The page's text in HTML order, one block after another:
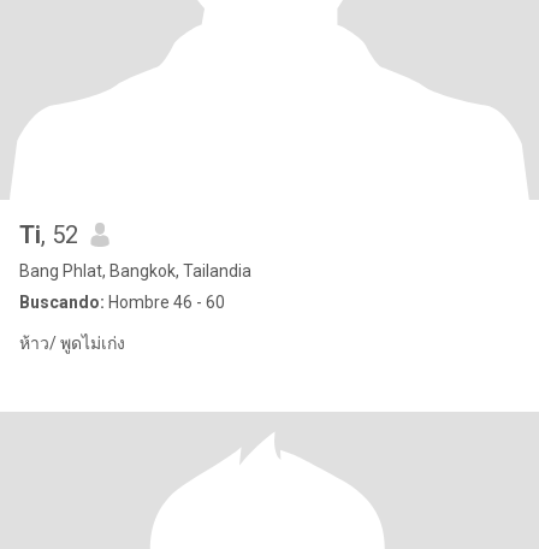
Ti, 52
Bang Phlat, Bangkok, Tailandia
Buscando: Hombre 46 - 60
ห้าว/ พูดไม่เก่ง